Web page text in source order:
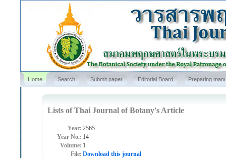
Home Search Submit paper Editorial Board Preparing
Lists of Thai Journal of Botany's Article
Year: 2565
Year No.: 14
Volume: 1
File: Download this journal